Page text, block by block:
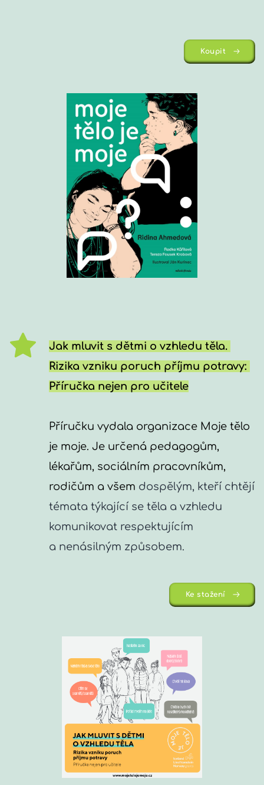
Koupit
Jak mluvit s dětmi o vzhledu těla.
Rizika vzniku poruch příjmu potravy:
Příručka nejen pro učitele
Příručku vydala organizace Moje tělo
je moje. Je určená pedagogům,
lékařům, sociálním pracovníkům,
rodičům a všem dospělým, kteří chtějí
témata týkající se těla a vzhledu
komunikovat respektujícím
a nenásilným způsobem.
Ke stažení